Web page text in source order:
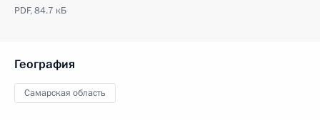
PDF,84.7 кБ
География
Самарская область